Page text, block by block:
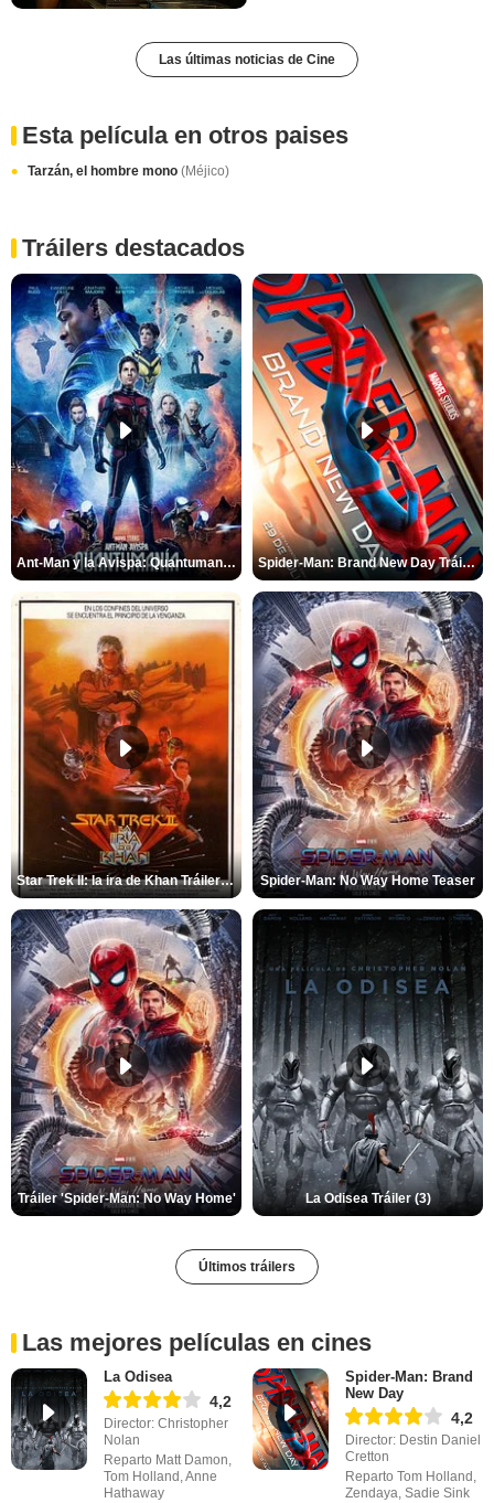
Las últimas noticias de Cine
Esta película en otros paises
Tarzán, el hombre mono (Méjico)
Tráilers destacados
Ant-Man y la Avispa: Quantumanía Tráiler (2) Spider-Man: Brand New Day Tráiler (3)
Star Trek II: la ira de Khan Tráiler VO Spider-Man: No Way Home Teaser
Tráiler 'Spider-Man: No Way Home' La Odisea Tráiler (3)
Últimos tráilers
Las mejores películas en cines
La Odisea
4,2
Director: Christopher
Nolan
Reparto Matt Damon,
Tom Holland, Anne
Hathaway
Spider-Man: Brand
New Day
4,2
Director: Destin Daniel
Cretton
Reparto Tom Holland,
Zendaya, Sadie Sink